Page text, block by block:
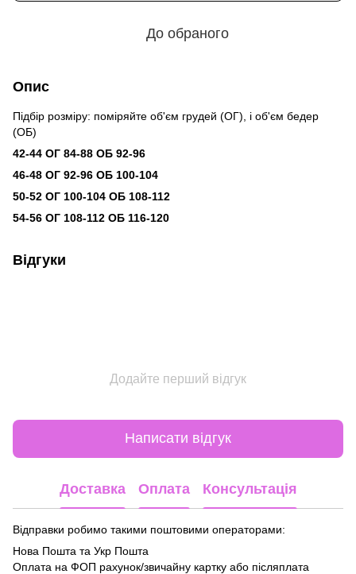
До обраного
Опис
Підбір розміру: поміряйте об'єм грудей (ОГ), і об'єм бедер
(ОБ)
42-44 ОГ 84-88 ОБ 92-96
46-48 ОГ 92-96 ОБ 100-104
50-52 ОГ 100-104 ОБ 108-112
54-56 ОГ 108-112 ОБ 116-120
Відгуки
Додайте перший відгук
Написати відгук
Доставка Оплата Консультація
Відправки робимо такими поштовими операторами:
Нова Пошта та Укр Пошта
Оплата на ФОП рахунок/звичайну картку або післяплата